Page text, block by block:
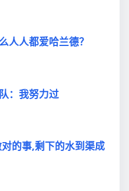
人人都爱哈兰德？
：我努力过
的事,剩下的水到渠成